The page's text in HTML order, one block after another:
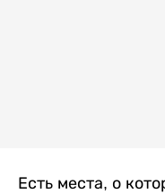
Есть места, о